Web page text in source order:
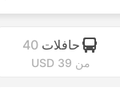
حافلات 40
من USD 39